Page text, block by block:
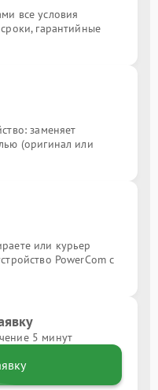
все условия
гарантийные
заменяет
(оригинал или
или курьер
PowerCom с
5 минут